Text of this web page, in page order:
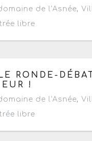
de l'Asnée,
libre
8 novembre
RONDE-
!
de l'Asnée,
libre